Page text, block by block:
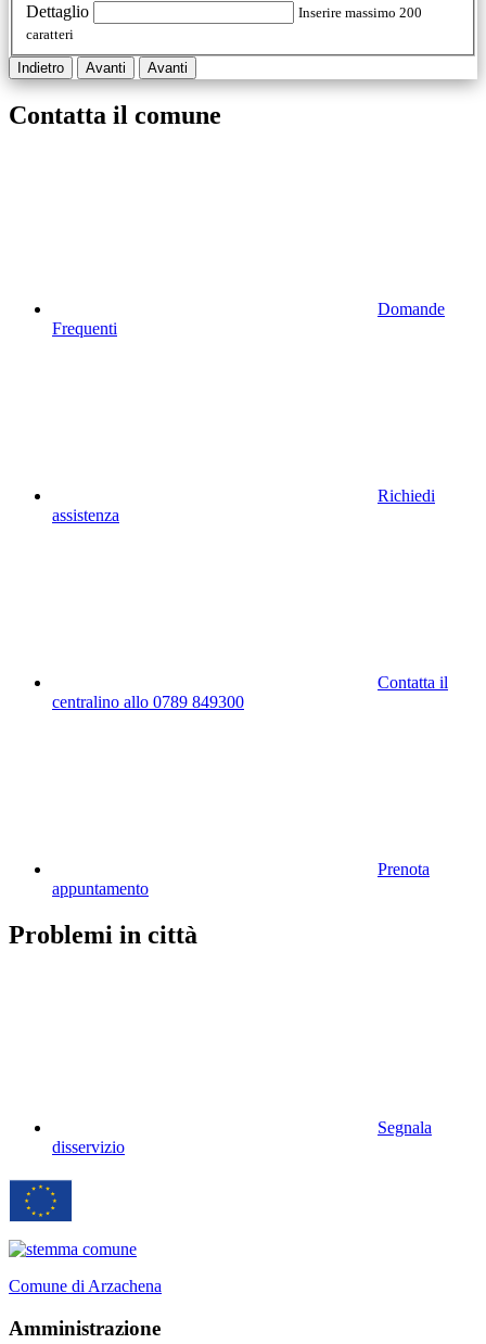
Dettaglio
Inserire massimo 200
caratteri
Indietro Avanti Avanti
Contatta il comune
Domande
Frequenti
Richiedi
assistenza
Contatta il
centralino allo 0789 849300
Prenota
appuntamento
Problemi in città
Segnala
disservizio
Comune di Arzachena
Amministrazione